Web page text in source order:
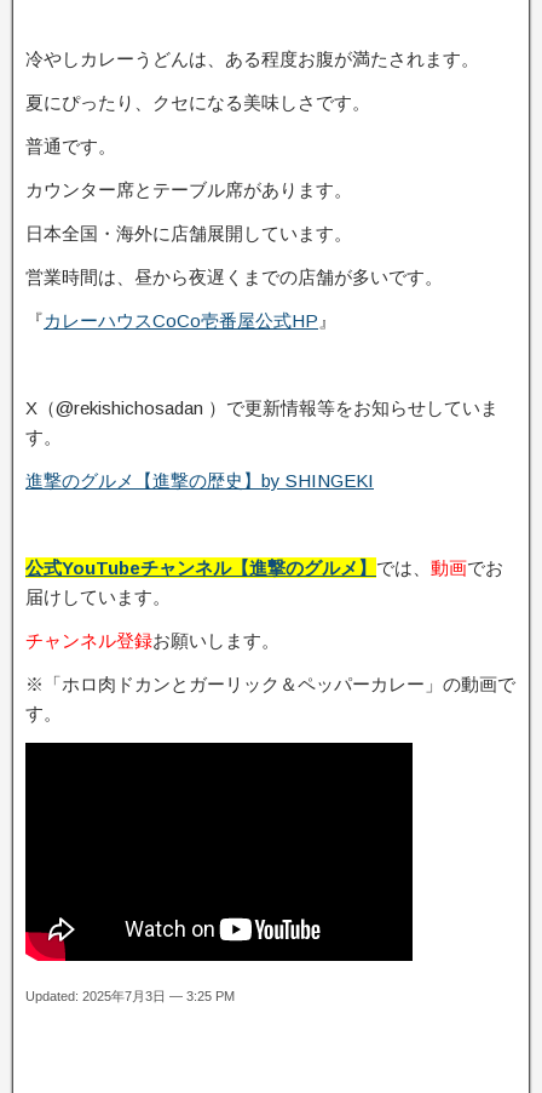
冷やしカレーうどんは、ある程度お腹が満たされます。
夏にぴったり、クセになる美味しさです。
普通です。
カウンター席とテーブル席があります。
日本全国・海外に店舗展開しています。
営業時間は、昼から夜遅くまでの店舗が多いです。
『カレーハウスCoCo壱番屋公式HP 』
X（@rekishichosadan ）で更新情報等をお知らせしていま
す。
進撃のグルメ【進撃の歴史】by SHINGEKI
公式YouTubeチャンネル【進撃のグルメ】 では、 動画でお
届けしています。
チャンネル登録お願いします。
※「ホロ肉ドカンとガーリック＆ペッパーカレー」の動画で
す。
Updated: 2025年7月3日 — 3:25 PM